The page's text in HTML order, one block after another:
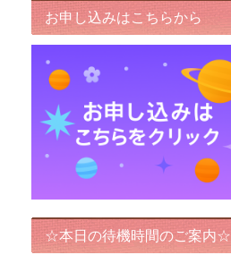
お申し込みはこちらから
☆本日の待機時間のご案内☆